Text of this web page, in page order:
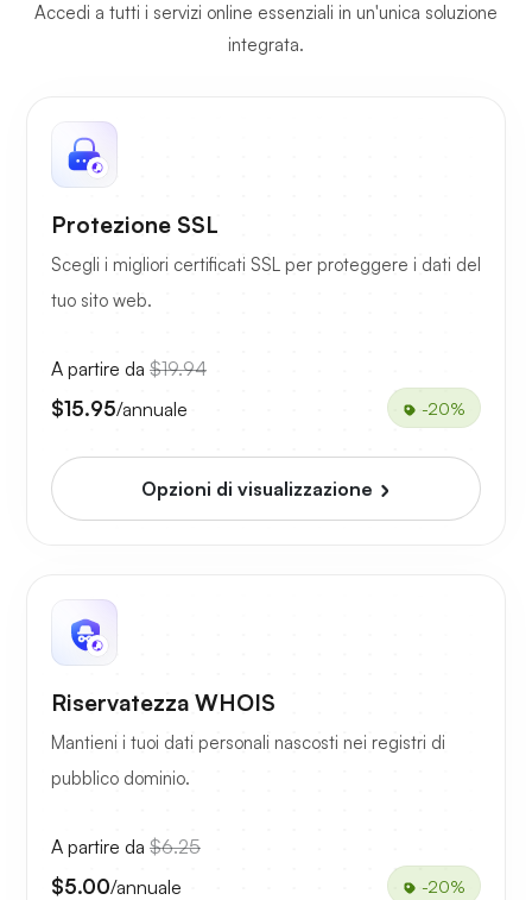
Accedi a tutti i servizi online essenziali in un'unica soluzione
integrata.
Protezione SSL
Scegli i migliori certificati SSL per proteggere i dati del
tuo sito web.
A partire da $19.94
$15.95/annuale -20%
Opzioni di visualizzazione
Riservatezza WHOIS
Mantieni i tuoi dati personali nascosti nei registri di
pubblico dominio.
A partire da $6.25
$5.00/annuale -20%